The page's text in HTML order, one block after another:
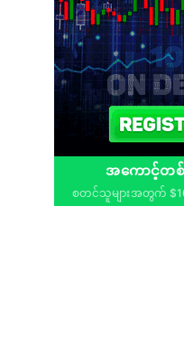
အကောင့်တစ်
စတင်သူများအတွက်